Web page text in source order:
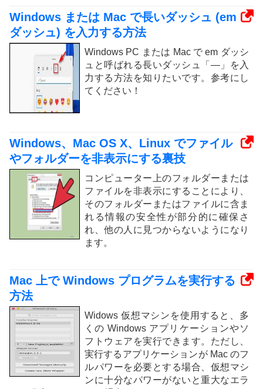
Windows または Mac で長いダッシュ (em
ダッシュ) を入力する方法
Windows PC または Mac で em ダッシ
ュと呼ばれる長いダッシュ「—」を入
力する方法を知りたいです。参考にし
てください！
Windows、Mac OS X、Linux でファイル
やフォルダーを非表示にする裏技
コンピューター上のフォルダーまたは
ファイルを非表示にすることにより、
そのフォルダーまたはファイルに含ま
れる情報の安全性が部分的に確保さ
れ、他の人に見つからないようになり
ます。
Mac 上で Windows プログラムを実行する
方法
Widows 仮想マシンを使用すると、多
くの Windows アプリケーションやソ
フトウェアを実行できます。ただし、
実行するアプリケーションが Mac のフ
ルパワーを必要とする場合、仮想マシ
ンに十分なパワーがないと重大なエラ